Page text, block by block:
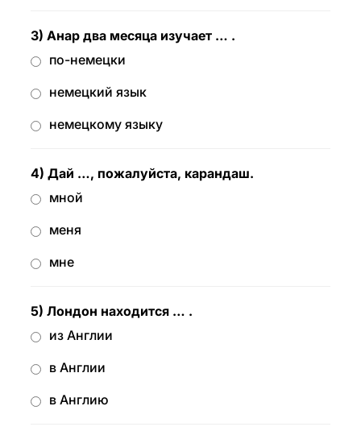
3) Анар два месяца изучает … .
по-немецки
немецкий язык
немецкому языку
4) Дай …, пожалуйста, карандаш.
мной
меня
мне
5) Лондон находится … .
из Англии
в Англии
в Англию